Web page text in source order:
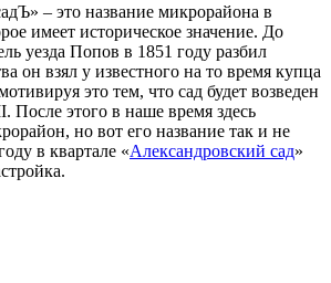
– это название микрорайона в
имеет историческое значение. До
уезда Попов в 1851 году разбил
он взял у известного на то время купца
это тем, что сад будет возведен
После этого в наше время здесь
но вот его название так и не
в квартале «Александровский сад»